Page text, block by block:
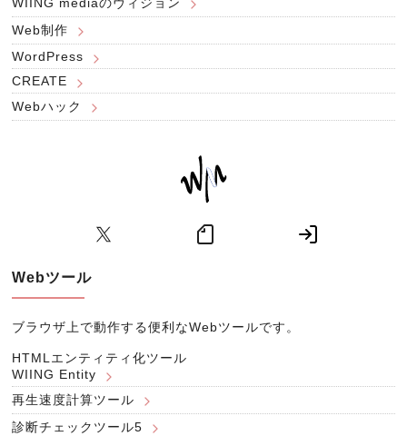
Web制作
WordPress
CREATE
Webハック
Webツール
ブラウザ上で動作する便利なWebツールです。
HTMLエンティティ化ツール
WIING Entity
再生速度計算ツール
診断チェックツール5